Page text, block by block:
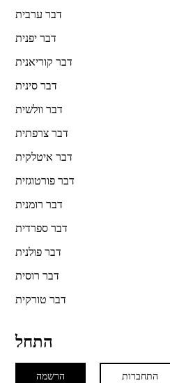
דבר ערבית
דבר יפנית
דבר קוריאנית
דבר סינית
דבר וולשית
דבר צרפתית
דבר איטלקית
דבר פורטוגזית
דבר רומנית
דבר ספרדית
דבר פולנית
דבר רוסית
דבר טורקית
התחל
הרשמה התחברות